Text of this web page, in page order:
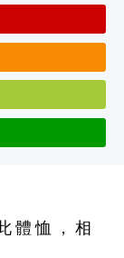
體 恤 ， 相